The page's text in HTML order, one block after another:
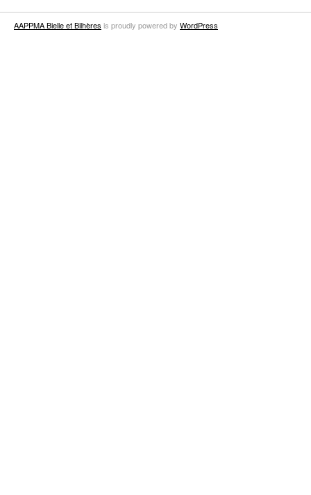
AAPPMA Bielle et Bilhères is proudly powered by WordPress